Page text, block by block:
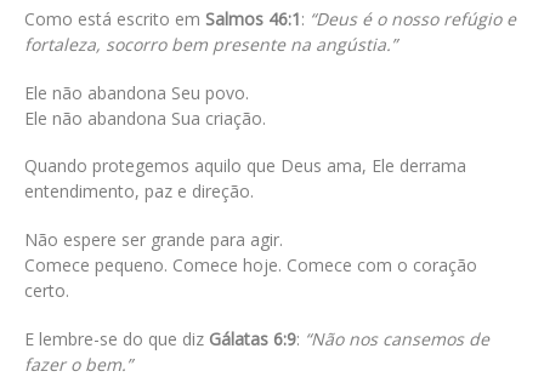
Como está escrito em Salmos 46:1: “Deus é o nosso refúgio e
fortaleza, socorro bem presente na angústia.”
Ele não abandona Seu povo.
Ele não abandona Sua criação.
Quando protegemos aquilo que Deus ama, Ele derrama
entendimento, paz e direção.
Não espere ser grande para agir.
Comece pequeno. Comece hoje. Comece com o coração
certo.
E lembre-se do que diz Gálatas 6:9: “Não nos cansemos de
fazer o bem.”